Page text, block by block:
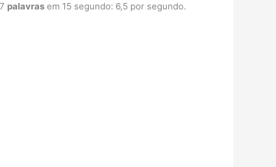
palavras em 15 segundo: 6,5 por segundo.